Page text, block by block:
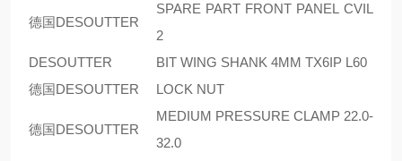
德国DESOUTTER
SPARE PART FRONT PANEL CVIL
2
DESOUTTER
BIT WING SHANK 4MM TX6IP L60
德国DESOUTTER
LOCK NUT
德国DESOUTTER
MEDIUM PRESSURE CLAMP 22.0-
32.0